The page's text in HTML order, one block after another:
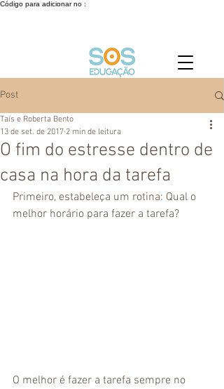
Código para adicionar no :
Post
O fim do estresse dentro de
casa na hora da tarefa
Taís e Roberta Bento
13 de set. de 2017 2 min de leitura
Primeiro, estabeleça um rotina: Qual o
melhor horário para fazer a tarefa?
O melhor é fazer a tarefa sempre no